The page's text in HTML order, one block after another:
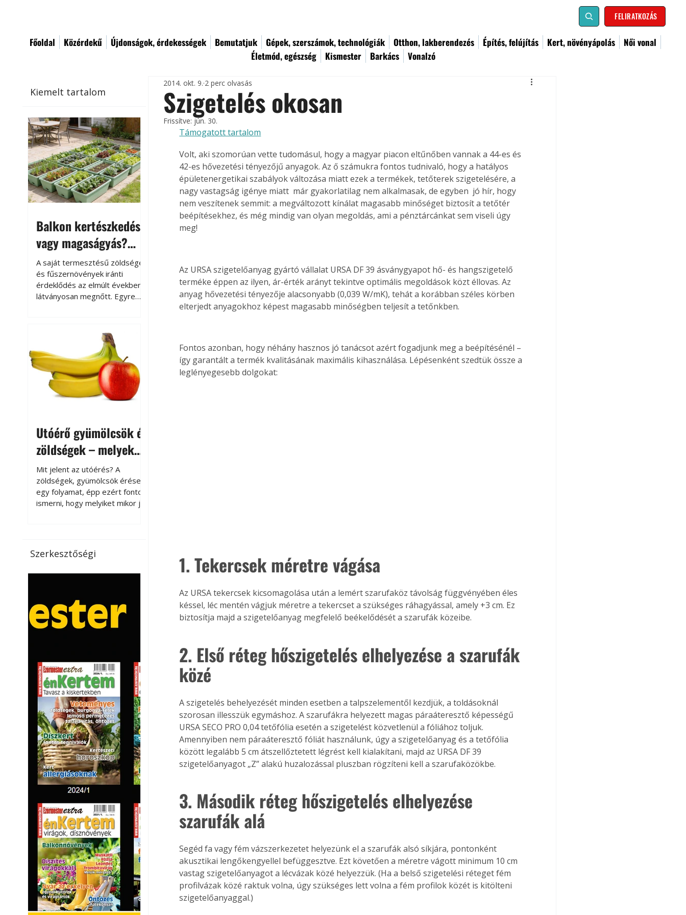
FELIRATKOZÁS
Főoldal Közérdekű Újdonságok, érdekességek Bemutatjuk Gépek, szerszámok, technológiák Otthon, lakberendezés Építés, felújítás Kert, növényápolás
Női vonal
Életmód, egészség
Kismester Barkács Vonalzó
Kiemelt tartalom
Balkon kertészkedés
vagy magaságyás?
Helytakarékos
kertészkedés
A saját termesztésű zöldségek
és fűszernövények iránti
érdeklődés az elmúlt években
látványosan megnőtt. Egyre
kertészkedés sokak számára
kikapcsolódást és feltöltődést
is jelent.
Utóérő gyümölcsök és
zöldségek – melyek
érnek tovább leszedés
után?
Mit jelent az utóérés? A
zöldségek, gyümölcsök érése
egy folyamat, épp ezért fontos
ismerni, hogy melyiket mikor jó
paradicsomot sokszor
gazdasági érettségben, azaz
Utóérik eközben, de nem lesz
olyan ízű, mint amit a saját
kertünkben, biológiai
tárolható h
Szerkesztőségi
Szigetelés okosan
2014. okt. 9. 2 perc olvasás
Frissítve: jún. 30.
Támogatott tartalom
Volt, aki szomorúan vette tudomásul, hogy a magyar piacon eltűnőben vannak a 44-es és
42-es hővezetési tényezőjű anyagok. Az ő számukra fontos tudnivaló, hogy a hatályos
épületenergetikai szabályok változása miatt ezek a termékek, tetőterek szigetelésére, a
nagy vastagság igénye miatt  már gyakorlatilag nem alkalmasak, de egyben  jó hír, hogy
nem veszítenek semmit: a megváltozott kínálat magasabb minőséget biztosít a tetőtér
beépítésekhez, és még mindig van olyan megoldás, ami a pénztárcánkat sem viseli úgy
meg!
Az URSA szigetelőanyag gyártó vállalat URSA DF 39 ásványgyapot hő- és hangszigetelő
terméke éppen az ilyen, ár-érték arányt tekintve optimális megoldások közt éllovas. Az
anyag hővezetési tényezője alacsonyabb (0,039 W/mK), tehát a korábban széles körben
elterjedt anyagokhoz képest magasabb minőségben teljesít a tetőnkben.
Fontos azonban, hogy néhány hasznos jó tanácsot azért fogadjunk meg a beépítésénél –
így garantált a termék kvalitásának maximális kihasználása. Lépésenként szedtük össze a
leglényegesebb dolgokat:
1. Tekercsek méretre vágása
Az URSA tekercsek kicsomagolása után a lemért szarufaköz távolság függvényében éles
késsel, léc mentén vágjuk méretre a tekercset a szükséges ráhagyással, amely +3 cm. Ez
biztosítja majd a szigetelőanyag megfelelő beékelődését a szarufák közeibe.
2. Első réteg hőszigetelés elhelyezése a szarufák
közé
A szigetelés behelyezését minden esetben a talpszelementől kezdjük, a toldásoknál
szorosan illesszük egymáshoz. A szarufákra helyezett magas páraáteresztő képességű
URSA SECO PRO 0,04 tetőfólia esetén a szigetelést közvetlenül a fóliához toljuk.
Amennyiben nem páraáteresztő fóliát használunk, úgy a szigetelőanyag és a tetőfólia
között legalább 5 cm átszellőztetett légrést kell kialakítani, majd az URSA DF 39
szigetelőanyagot „Z” alakú huzalozással pluszban rögzíteni kell a szarufaközökbe.
3. Második réteg hőszigetelés elhelyezése
szarufák alá
Segéd fa vagy fém vázszerkezetet helyezünk el a szarufák alsó síkjára, pontonként
akusztikai lengőkengyellel befüggesztve. Ezt követően a méretre vágott minimum 10 cm
vastag szigetelőanyagot a lécvázak közé helyezzük. (Ha a belső szigetelési réteget fém
profilvázak közé raktuk volna, úgy szükséges lett volna a fém profilok közét is kitölteni
szigetelőanyaggal.)